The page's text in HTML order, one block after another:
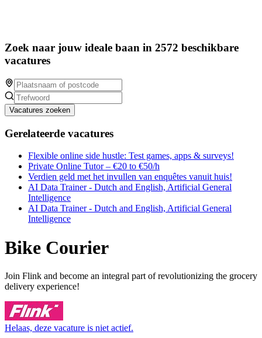
Zoek naar jouw ideale baan in 2572 beschikbare
vacatures
Vacatures zoeken
Gerelateerde vacatures
Flexible online side hustle: Test games, apps & surveys!
Private Online Tutor – €20 to €50/h
Verdien geld met het invullen van enquêtes vanuit huis!
AI Data Trainer - Dutch and English, Artificial General
Intelligence
AI Data Trainer - Dutch and English, Artificial General
Intelligence
Bike Courier
Join Flink and become an integral part of revolutionizing the grocery
delivery experience!
Helaas, deze vacature is niet actief.